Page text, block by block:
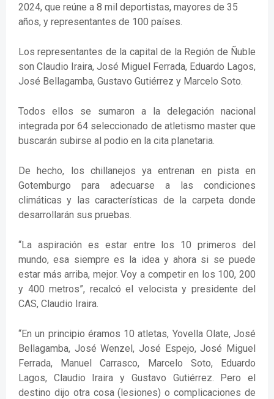
2024, que reúne a 8 mil deportistas, mayores de 35
años, y representantes de 100 países.
Los representantes de la capital de la Región de Ñuble
son Claudio Iraira, José Miguel Ferrada, Eduardo Lagos,
José Bellagamba, Gustavo Gutiérrez y Marcelo Soto.
Todos ellos se sumaron a la delegación nacional
integrada por 64 seleccionado de atletismo master que
buscarán subirse al podio en la cita planetaria.
De hecho, los chillanejos ya entrenan en pista en
Gotemburgo para adecuarse a las condiciones
climáticas y las características de la carpeta donde
desarrollarán sus pruebas.
“La aspiración es estar entre los 10 primeros del
mundo, esa siempre es la idea y ahora si se puede
estar más arriba, mejor. Voy a competir en los 100, 200
y 400 metros”, recalcó el velocista y presidente del
CAS, Claudio Iraira.
“En un principio éramos 10 atletas, Yovella Olate, José
Bellagamba, José Wenzel, José Espejo, José Miguel
Ferrada, Manuel Carrasco, Marcelo Soto, Eduardo
Lagos, Claudio Iraira y Gustavo Gutiérrez. Pero el
destino dijo otra cosa (lesiones) o complicaciones de